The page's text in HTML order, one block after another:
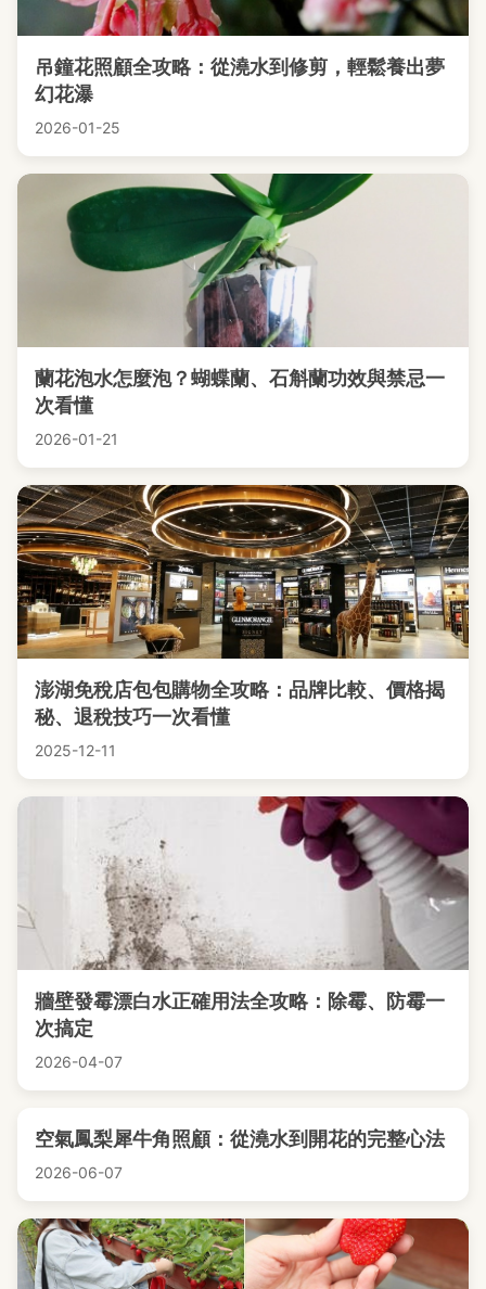
吊鐘花照顧全攻略：從澆水到修剪，輕鬆養出夢
幻花瀑
2026-01-25
蘭花泡水怎麼泡？蝴蝶蘭、石斛蘭功效與禁忌一
次看懂
2026-01-21
澎湖免稅店包包購物全攻略：品牌比較、價格揭
秘、退稅技巧一次看懂
2025-12-11
牆壁發霉漂白水正確用法全攻略：除霉、防霉一
次搞定
2026-04-07
空氣鳳梨犀牛角照顧：從澆水到開花的完整心法
2026-06-07